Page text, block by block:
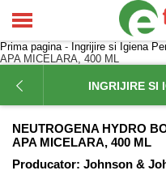
Prima pagina- Ingrijire si Igiena
APA MICELARA, 400 ML
INGRIJIRE SI
NEUTROGENA HYDRO
APA MICELARA, 400 ML
Producator: Johnson &